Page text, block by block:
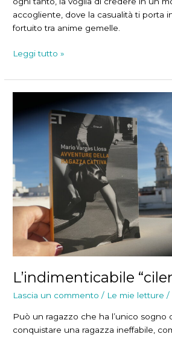
accogliente, dove la casualità ti porta
fortuito tra anime gemelle.
La
di
una
Leggi tutto »
L’indimenticabile
Lascia un commento / Le mie letture /
Può un ragazzo che ha l’unico sogno
conquistare una ragazza ineffabile,